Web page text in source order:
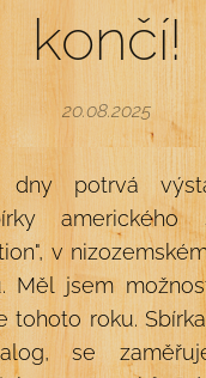
končí!
20.08.2025
potrvá
amerického
v
Měl jsem
tohoto roku.
se